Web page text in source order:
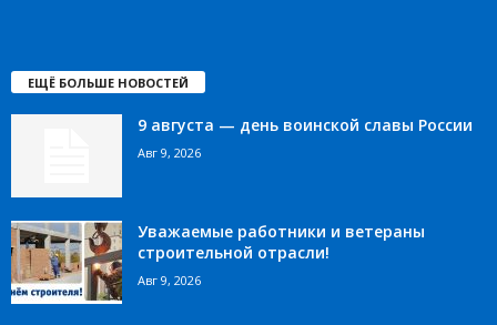
ЕЩЁ БОЛЬШЕ НОВОСТЕЙ
9 августа — день воинской славы России
Авг 9, 2026
Уважаемые работники и ветераны
строительной отрасли!
Авг 9, 2026